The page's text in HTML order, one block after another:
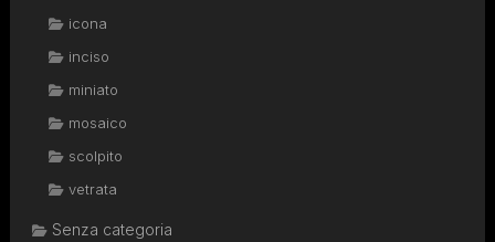
icona
inciso
miniato
mosaico
scolpito
vetrata
Senza categoria